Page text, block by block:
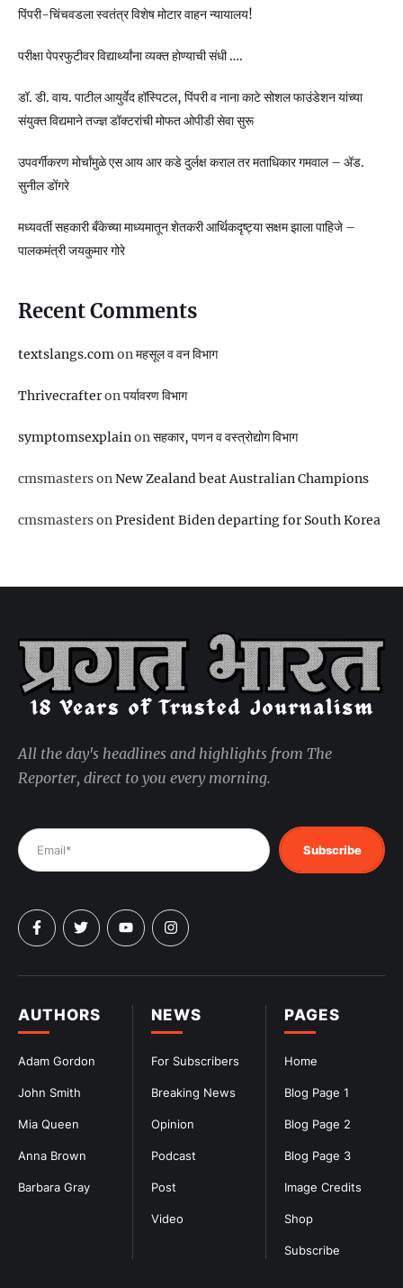
पिंपरी-चिंचवडला स्वतंत्र विशेष मोटार वाहन न्यायालय!
परीक्षा पेपरफुटीवर विद्यार्थ्यांना व्यक्त होण्याची संधी ….
डॉ. डी. वाय. पाटील आयुर्वेद हॉस्पिटल, पिंपरी व नाना काटे सोशल फाउंडेशन यांच्या
संयुक्त विद्यमाने तज्ज्ञ डॉक्टरांची मोफत ओपीडी सेवा सुरू
उपवर्गीकरण मोर्चांमुळे एस आय आर कडे दुर्लक्ष कराल तर मताधिकार गमवाल – ॲड.
सुनील डोंगरे
मध्यवर्ती सहकारी बँकेच्या माध्यमातून शेतकरी आर्थिकदृष्ट्या सक्षम झाला पाहिजे –
पालकमंत्री जयकुमार गोरे
Recent Comments
textslangs.comonमहसूल व वन विभाग
Thrivecrafteronपर्यावरण विभाग
symptomsexplainonसहकार, पणन व वस्‍त्रोद्योग विभाग
cmsmastersonNew Zealand beat Australian Champions
cmsmastersonPresident Biden departing for South Korea
PAGES
Home
Blog Page 1
Blog Page 2
Blog Page 3
Image Credits
Shop
Subscribe
NEWS
For Subscribers
Breaking News
Opinion
Podcast
Post
Video
AUTHORS
Adam Gordon
John Smith
Mia Queen
Anna Brown
Barbara Gray
All the day's headlines and highlights from The
Reporter, direct to you every morning.
Subscribe